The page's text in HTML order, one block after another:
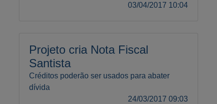
03/04/2017 10:04
Projeto cria Nota Fiscal
Santista
Créditos poderão ser usados para abater
dívida
24/03/2017 09:03